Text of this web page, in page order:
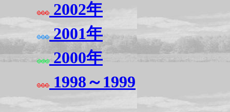
2002年
2001年
2000年
1998～1999